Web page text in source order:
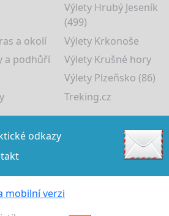
Výlety Hrubý Jeseník
(499)
a okolí Výlety Krkonoše
a podhůří Výlety Krušné hory
Výlety Plzeňsko (86)
Treking.cz
odkazy
mobilní verzi